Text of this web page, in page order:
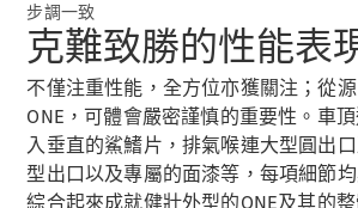
VLE 全新型號 純電動
MPVs
步調一致
克難致勝的性能表
不僅注重性能，全方位亦獲關注；從
ONE，可體會嚴密謹慎的重要性。車
入垂直的鯊鰭片，排氣喉連大型圓出
型出口以及專屬的面漆等，每項細節
綜合起來成就健壯外型的ONE及其的